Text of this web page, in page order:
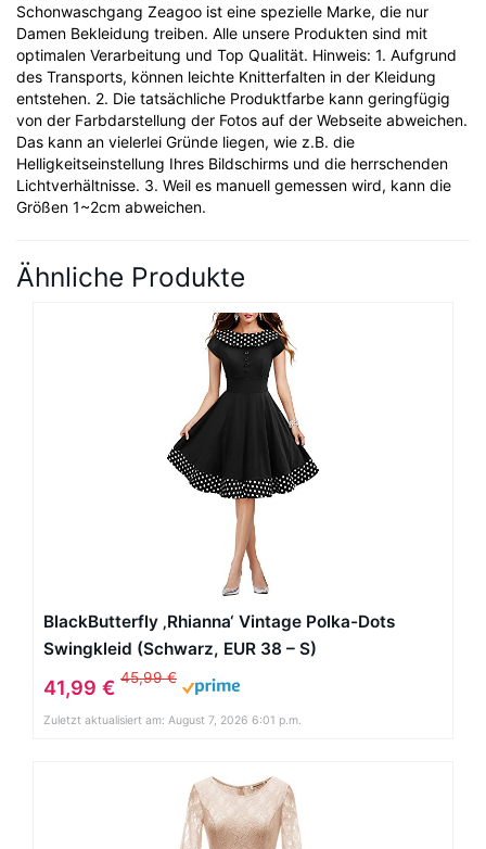
Schonwaschgang Zeagoo ist eine spezielle Marke, die nur
Damen Bekleidung treiben. Alle unsere Produkten sind mit
optimalen Verarbeitung und Top Qualität. Hinweis: 1. Aufgrund
des Transports, können leichte Knitterfalten in der Kleidung
entstehen. 2. Die tatsächliche Produktfarbe kann geringfügig
von der Farbdarstellung der Fotos auf der Webseite abweichen.
Das kann an vielerlei Gründe liegen, wie z.B. die
Helligkeitseinstellung Ihres Bildschirms und die herrschenden
Lichtverhältnisse. 3. Weil es manuell gemessen wird, kann die
Größen 1~2cm abweichen.
Ähnliche Produkte
BlackButterfly ‚Rhianna‘ Vintage Polka-Dots
Swingkleid (Schwarz, EUR 38 – S)
41,99 € 45,99 €
Zuletzt aktualisiert am: August 7, 2026 6:01 p.m.